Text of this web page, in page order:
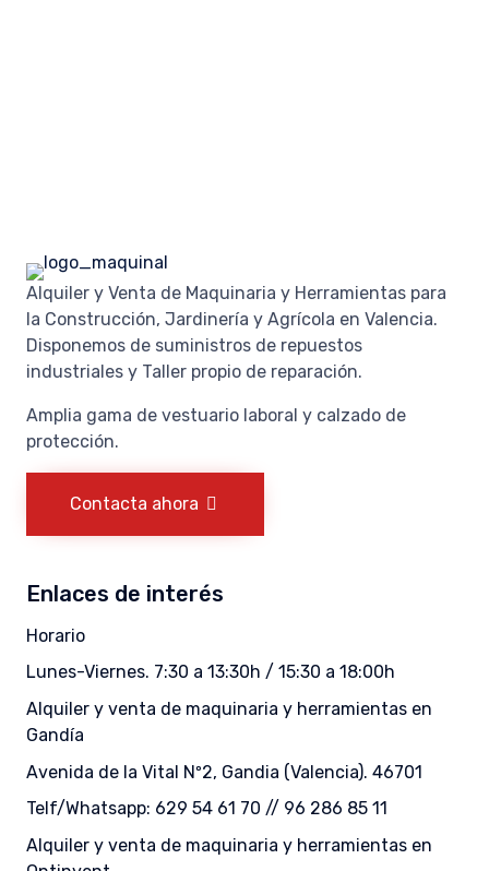
Alquiler y Venta de Maquinaria y Herramientas para
la Construcción, Jardinería y Agrícola en Valencia.
Disponemos de suministros de repuestos
industriales y Taller propio de reparación.
Amplia gama de vestuario laboral y calzado de
protección.
Contacta ahora
Enlaces de interés
Horario
Lunes-Viernes. 7:30 a 13:30h / 15:30 a 18:00h
Alquiler y venta de maquinaria y herramientas en
Gandía
Avenida de la Vital Nº2, Gandia (Valencia). 46701
Telf/Whatsapp: 629 54 61 70 // 96 286 85 11
Alquiler y venta de maquinaria y herramientas en